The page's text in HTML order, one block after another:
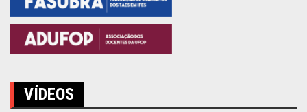
VÍDEOS